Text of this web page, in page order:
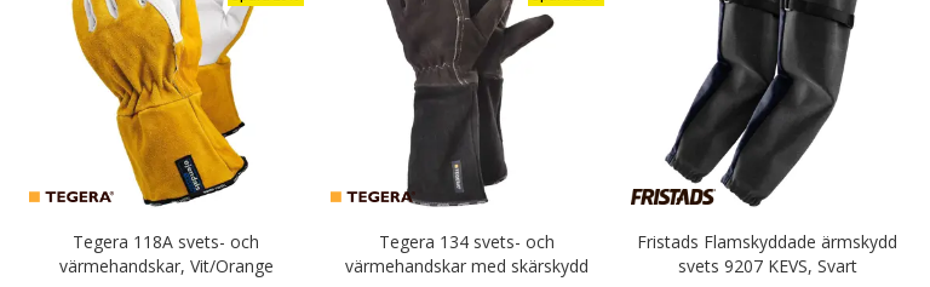
Tegera 118A svets- och
värmehandskar, Vit/Orange
Tegera 134 svets- och
värmehandskar med skärskydd
Fristads Flamskyddade ärmskydd
svets 9207 KEVS, Svart